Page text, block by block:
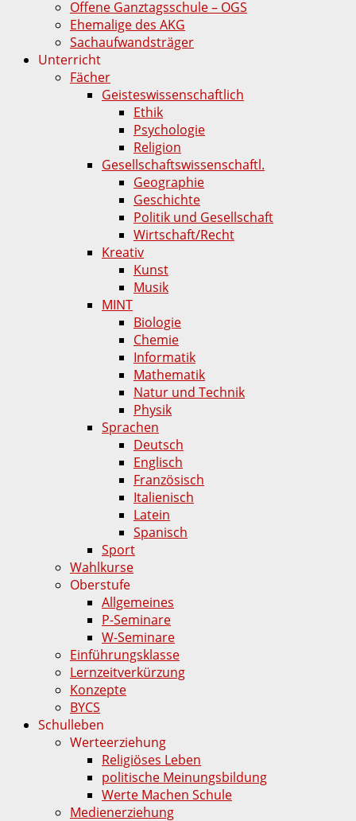
Offene Ganztagsschule – OGS
Ehemalige des AKG
Sachaufwandsträger
Unterricht
Fächer
Geisteswissenschaftlich
Ethik
Psychologie
Religion
Gesellschaftswissenschaftl.
Geographie
Geschichte
Politik und Gesellschaft
Wirtschaft/Recht
Kreativ
Kunst
Musik
MINT
Biologie
Chemie
Informatik
Mathematik
Natur und Technik
Physik
Sprachen
Deutsch
Englisch
Französisch
Italienisch
Latein
Spanisch
Sport
Wahlkurse
Oberstufe
Allgemeines
P-Seminare
W-Seminare
Einführungsklasse
Lernzeitverkürzung
Konzepte
BYCS
Schulleben
Werteerziehung
Religiöses Leben
politische Meinungsbildung
Werte Machen Schule
Medienerziehung